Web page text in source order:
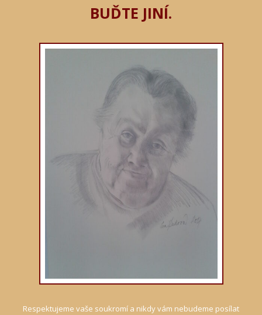
BUĎTE JINÍ.
Respektujeme vaše soukromí a nikdy vám nebudeme posílat